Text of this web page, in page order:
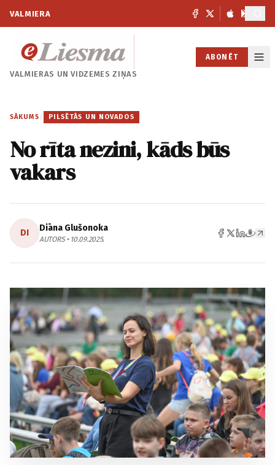
VALMIERA
VALMIERAS UNVIDZEMES ZIŅAS
ABONĒT
SĀKUMS / PILSĒTĀS UN NOVADOS
No rīta nezini, kāds būs
vakars
DI Diāna Glušonoka
AUTORS • 10.09.2025.